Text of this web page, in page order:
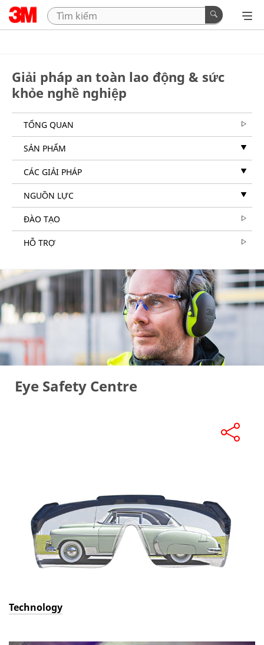
Giải pháp an toàn lao động & sức
khỏe nghề nghiệp
TỔNG QUAN
SẢN PHẨM
CÁC GIẢI PHÁP
NGUỒN LỰC
ĐÀO TẠO
HỖ TRỢ
Eye Safety Centre
Technology